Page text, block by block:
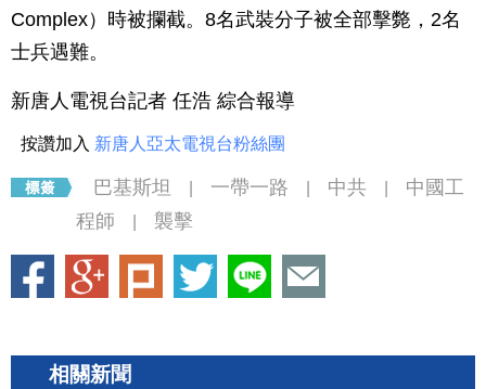
Complex）時被攔截。8名武裝分子被全部擊斃，2名
士兵遇難。
新唐人電視台記者 任浩 綜合報導
按讚加入 新唐人亞太電視台粉絲團
巴基斯坦 一帶一路 中共
中國工
程師
襲擊
相關新聞